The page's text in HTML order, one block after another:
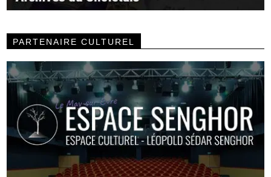
PARTENAIRE CULTUREL